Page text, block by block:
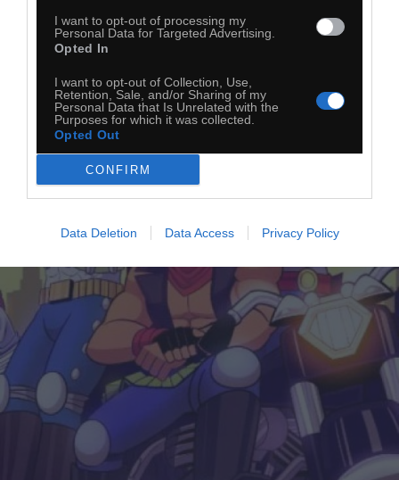
I want to opt-out of processing my
Personal Data for Targeted Advertising.
Opted In
I want to opt-out of Collection, Use,
Retention, Sale, and/or Sharing of my
Personal Data that Is Unrelated with the
Purposes for which it was collected.
Opted Out
CONFIRM
Data Deletion Data Access Privacy Policy